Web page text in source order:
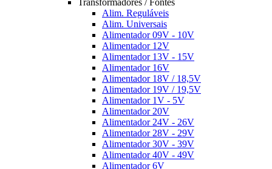
Transformadores / Fontes
Alim. Reguláveis
Alim. Universais
Alimentador 09V - 10V
Alimentador 12V
Alimentador 13V - 15V
Alimentador 16V
Alimentador 18V / 18,5V
Alimentador 19V / 19,5V
Alimentador 1V - 5V
Alimentador 20V
Alimentador 24V - 26V
Alimentador 28V - 29V
Alimentador 30V - 39V
Alimentador 40V - 49V
Alimentador 6V